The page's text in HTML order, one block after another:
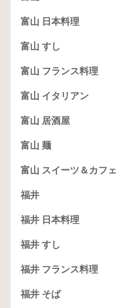
富山 日本料理
富山 すし
富山 フランス料理
富山 イタリアン
富山 居酒屋
富山 麺
富山 スイーツ＆カフェ
福井
福井 日本料理
福井 すし
福井 フランス料理
福井 そば